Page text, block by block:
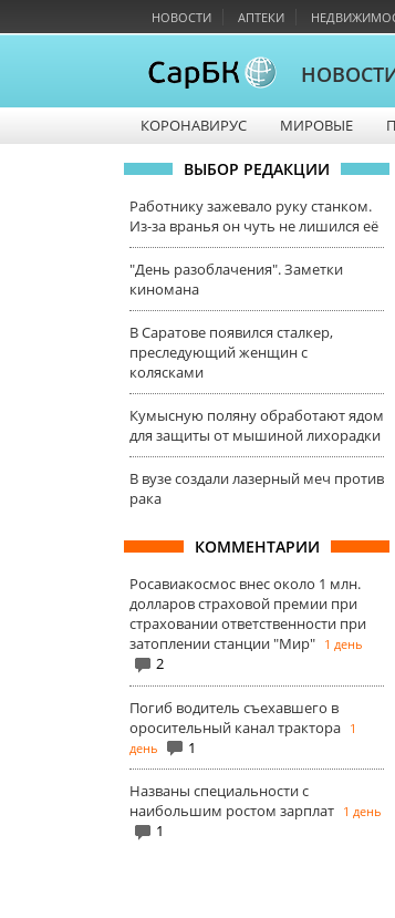
НОВОСТИ АПТЕКИ
КОРОНАВИРУС МИРОВЫЕ
ВЫБОР РЕДАКЦИИ
Работнику зажевало руку станком.
Из-за вранья он чуть не лишился её
"День разоблачения". Заметки
киномана
В Саратове появился сталкер,
преследующий женщин с
колясками
Кумысную поляну обработают ядом
для защиты от мышиной лихорадки
В вузе создали лазерный меч против
рака
КОММЕНТАРИИ
Росавиакосмос внес около 1 млн.
долларов страховой премии при
страховании ответственности при
затоплении станции "Мир" 1 день
2
Погиб водитель съехавшего в
оросительный канал трактора 1
день
1
Названы специальности с
наибольшим ростом зарплат 1 день
1